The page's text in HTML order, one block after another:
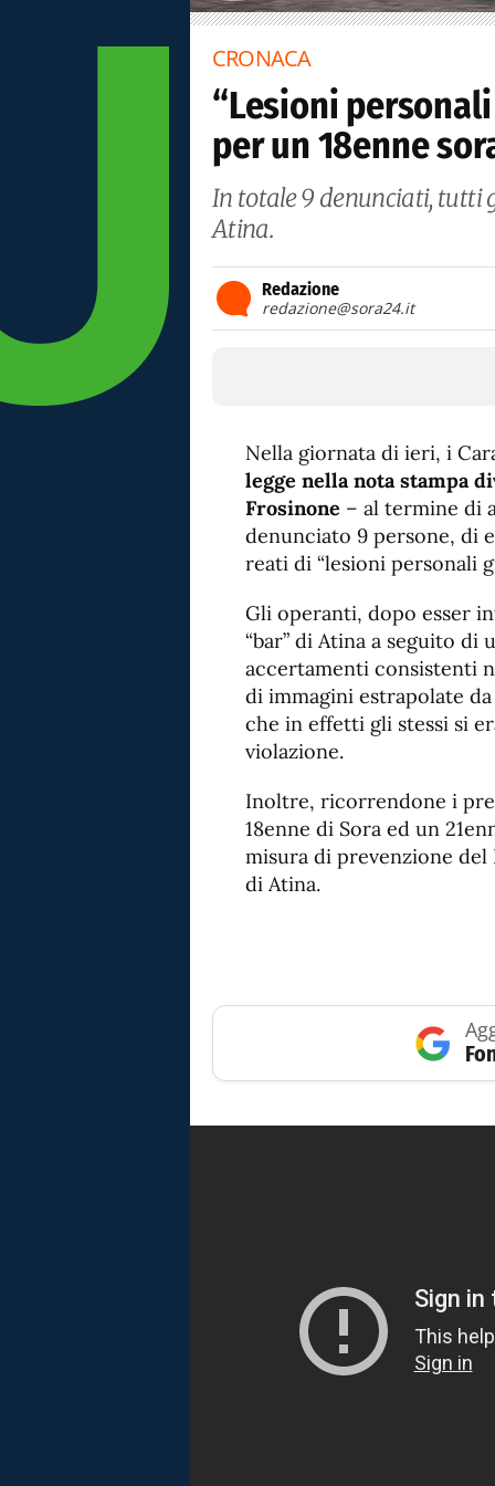
CRONACA
“Lesioni
per un 18enne
In totale 9 denunciati, tutti
Atina.
Redazione
redazione@sora24.it
Nella giornata di ieri, i
legge nella nota stampa
Frosinone – al termine di
denunciato 9 persone, di
reati di “lesioni personali
Gli operanti, dopo esser
“bar” di Atina a seguito di
accertamenti consistenti
di immagini estrapolate
che in effetti gli stessi si
violazione.
Inoltre, ricorrendone i
18enne di Sora ed un
misura di prevenzione
di Atina.